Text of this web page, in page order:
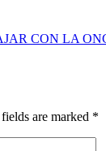
CON LA
are marked *